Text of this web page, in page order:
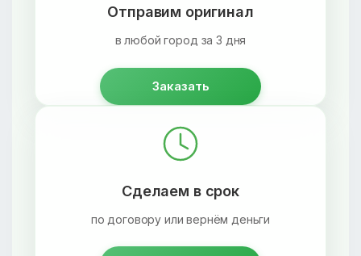
Отправим оригинал
в любой город за 3 дня
Заказать
Сделаем в срок
по договору или вернём деньги